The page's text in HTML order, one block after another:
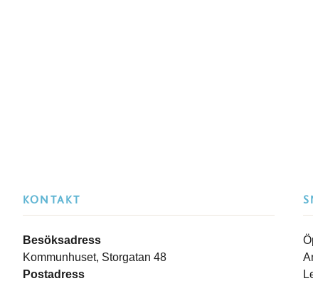
KONTAKT
Besöksadress
Kommunhuset, Storgatan 48
Postadress